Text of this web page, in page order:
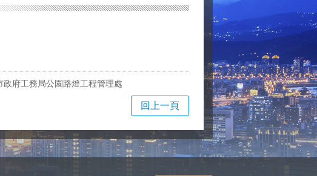
政府工務局公園路燈工程管理處
回上一頁